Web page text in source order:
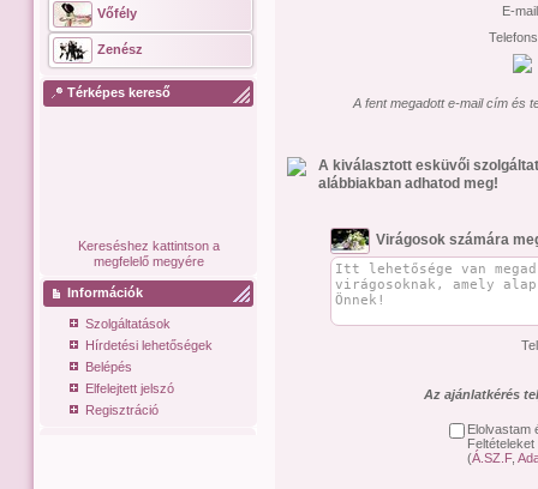
Vőfély
Zenész
Térképes kereső
Kereséshez kattintson a
megfelelő megyére
Információk
Szolgáltatások
Hírdetési lehetőségek
Belépés
Elfelejtett jelszó
Regisztráció
E-
A fent megadott e-mail cím és
A kiválasztott esküvői
alábbiakban adhatod meg!
Virágosok számára
Az ajánlatkérés
Elolvastam
(Á.SZ.F,